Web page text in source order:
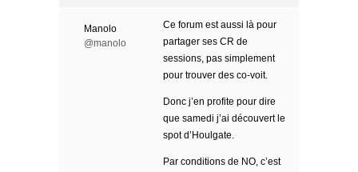
Manolo
@manolo
Ce forum est aussi là pour
partager ses CR de
sessions, pas simplement
pour trouver des co-voit.
Donc j’en profite pour dire
que samedi j’ai découvert le
spot d’Houlgate.
Par conditions de NO, c’est